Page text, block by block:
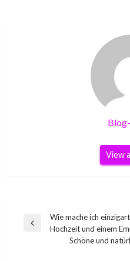
View
Beitragsnavigation
Previous
Wie mache ich
Hochzeit und einem
Schöne und